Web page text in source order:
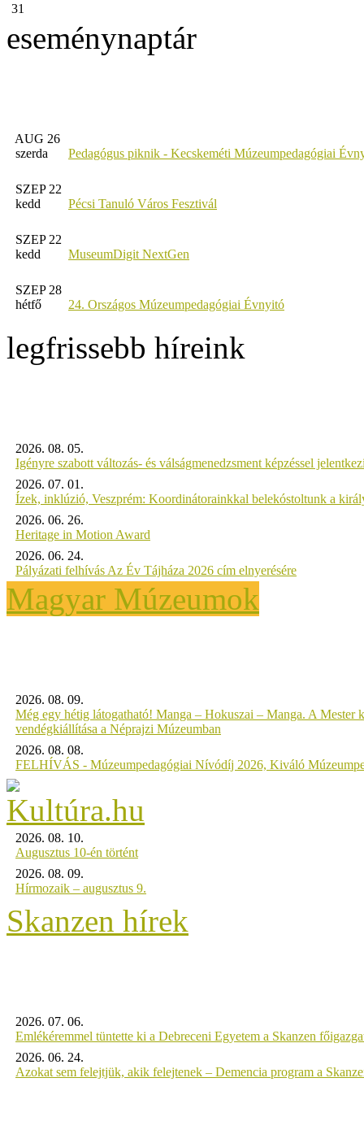
31
eseménynaptár
AUG 26
szerda
Pedagógus piknik - Kecskeméti Múzeumpedagógiai
SZEP 22
kedd
Pécsi Tanuló Város Fesztivál
SZEP 22
kedd
MuseumDigit NextGen
SZEP 28
hétfő
24. Országos Múzeumpedagógiai Évnyitó
legfrissebb híreink
2026. 08. 05.
Igényre szabott változás- és válságmenedzsment képzéssel
2026. 07. 01.
Ízek, inklúzió, Veszprém: Koordinátorainkkal belekóstoltunk a
2026. 06. 26.
Heritage in Motion Award
2026. 06. 24.
Pályázati felhívás Az Év Tájháza 2026 cím elnyerésére
Magyar Múzeumok
2026. 08. 09.
Még egy hétig látogatható! Manga – Hokuszai – Manga. A Mester
vendégkiállítása a Néprajzi Múzeumban
2026. 08. 08.
FELHÍVÁS - Múzeumpedagógiai Nívódíj 2026, Kiváló
2026. 08. 10.
Augusztus 10-én történt
2026. 08. 09.
Hírmozaik – augusztus 9.
Skanzen hírek
2026. 07. 06.
Emlékéremmel tüntette ki a Debreceni Egyetem a Skanzen
2026. 06. 24.
Azokat sem felejtjük, akik felejtenek – Demencia program a